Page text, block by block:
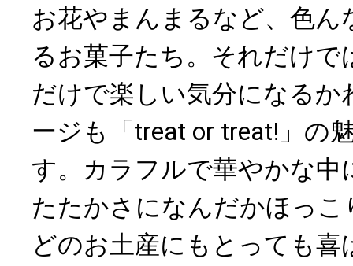
お花やまんまるなど、色ん
るお菓子たち。それだけで
だけで楽しい気分になる
ージも「treat or treat!」の
す。カラフルで華やかな中
たたかさになんだかほっ
どのお土産にもとっても